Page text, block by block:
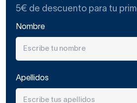
5€ de descuento para tu
Nombre
Apellidos